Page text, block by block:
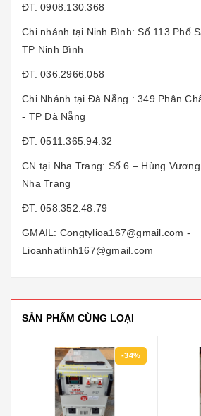
ĐT: 0908.130.368
Chi nhánh tại Ninh Bình: Số 113 Phố
TP Ninh Bình
ĐT: 036.2966.058
Chi Nhánh tại Đà Nẵng : 349 Phân
- TP Đà Nẵng
ĐT: 0511.365.94.32
CN tại Nha Trang: Số 6 – Hùng
Nha Trang
ĐT: 058.352.48.79
GMAIL: Congtylioa167@gmail.com -
Lioanhatlinh167@gmail.com
SẢN PHẨM CÙNG LOẠI
-34%